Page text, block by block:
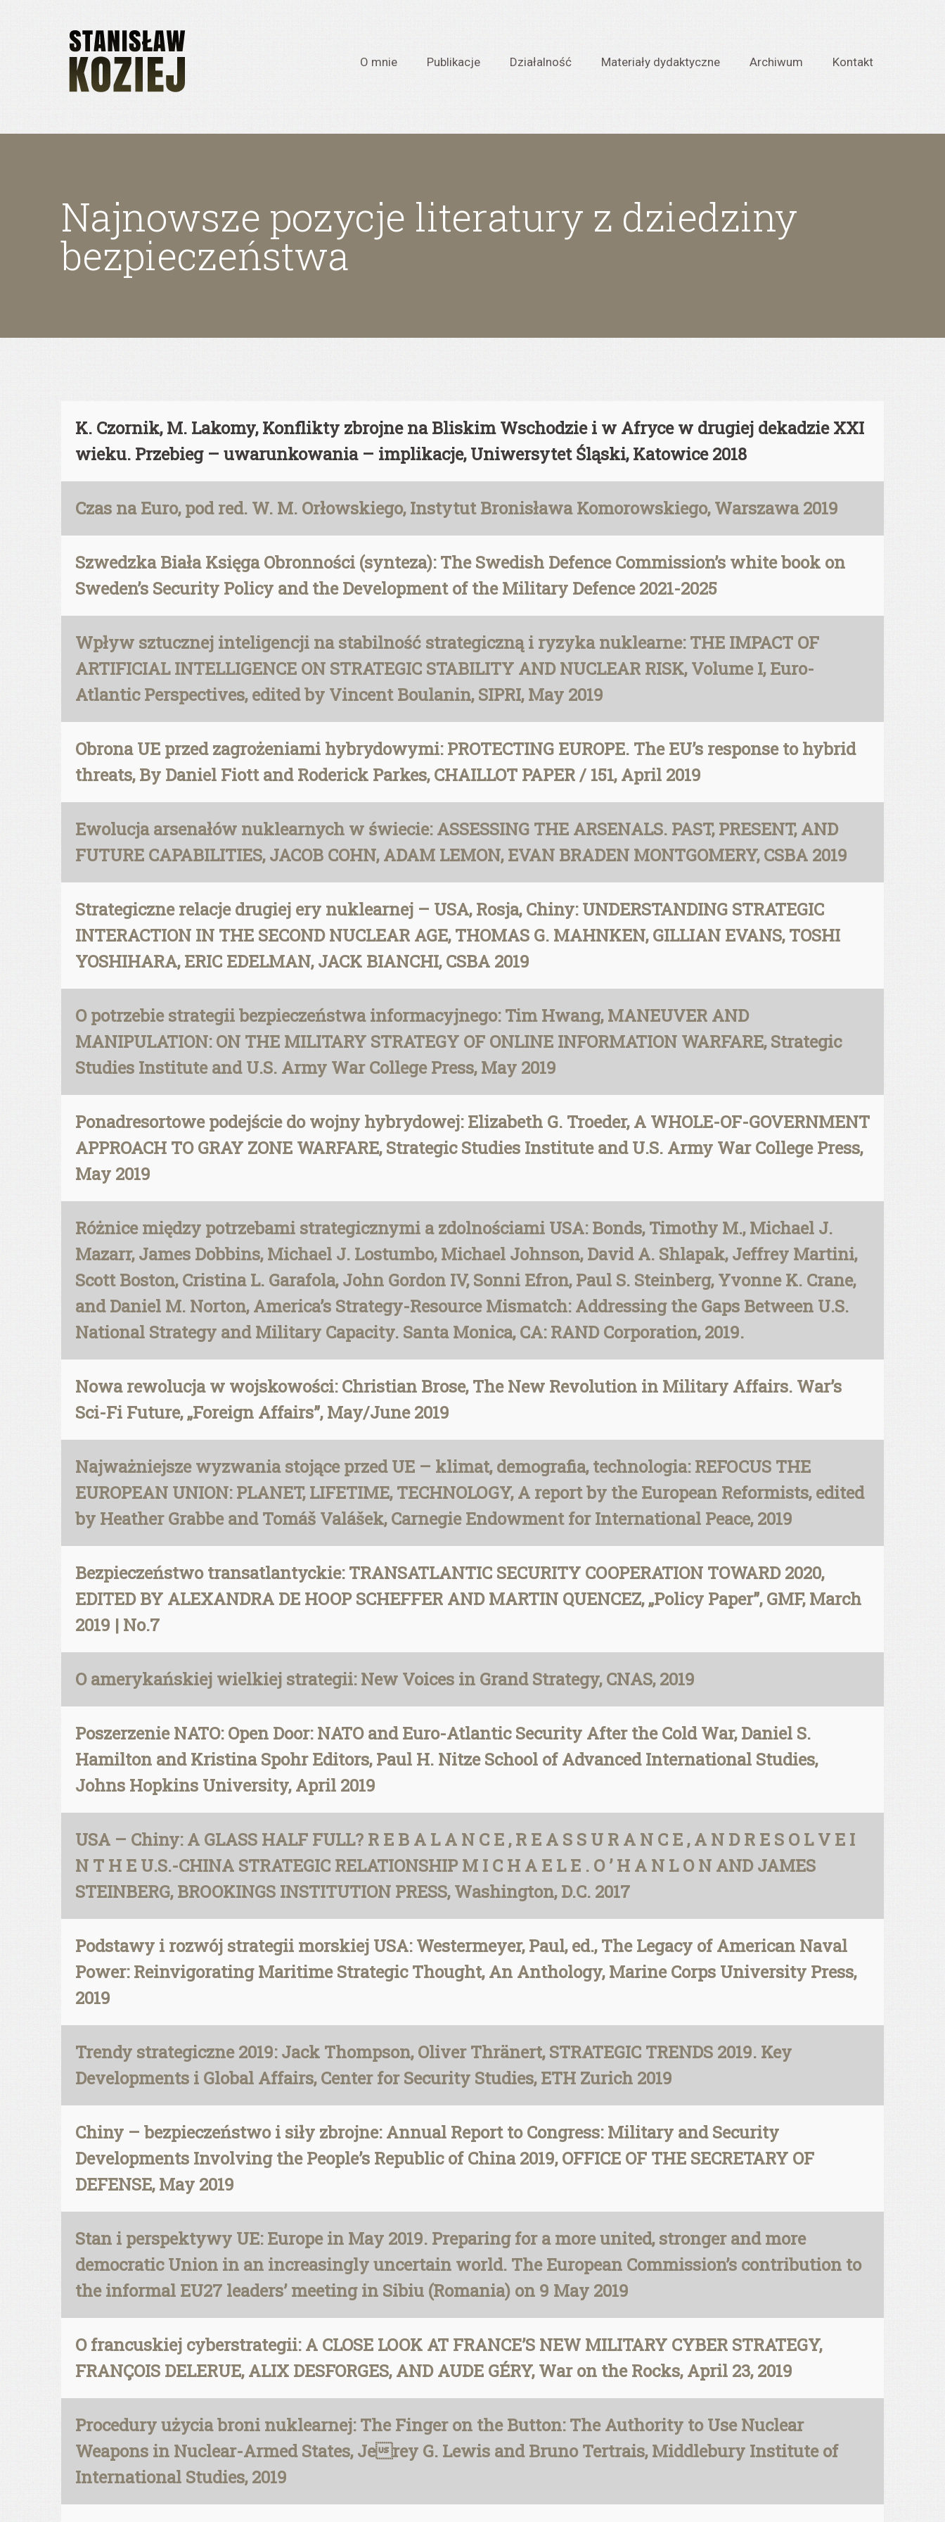
O mnie Publikacje Działalność Materiały dydaktyczne Archiwum Kontakt
Najnowsze pozycje literatury z dziedziny
bezpieczeństwa
K. Czornik, M. Lakomy, Konflikty zbrojne na Bliskim Wschodzie i w Afryce w drugiej dekadzie XXI
wieku. Przebieg – uwarunkowania – implikacje, Uniwersytet Śląski, Katowice 2018
Czas na Euro, pod red. W. M. Orłowskiego, Instytut Bronisława Komorowskiego, Warszawa 2019
Szwedzka Biała Księga Obronności (synteza): The Swedish Defence Commission’s white book on
Sweden’s Security Policy and the Development of the Military Defence 2021-2025
Wpływ sztucznej inteligencji na stabilność strategiczną i ryzyka nuklearne: THE IMPACT OF
ARTIFICIAL INTELLIGENCE ON STRATEGIC STABILITY AND NUCLEAR RISK, Volume I, Euro-
Atlantic Perspectives, edited by Vincent Boulanin, SIPRI, May 2019
Obrona UE przed zagrożeniami hybrydowymi: PROTECTING EUROPE. The EU’s response to hybrid
threats, By Daniel Fiott and Roderick Parkes, CHAILLOT PAPER / 151, April 2019
Ewolucja arsenałów nuklearnych w świecie: ASSESSING THE ARSENALS. PAST, PRESENT, AND
FUTURE CAPABILITIES, JACOB COHN, ADAM LEMON, EVAN BRADEN MONTGOMERY, CSBA 2019
Strategiczne relacje drugiej ery nuklearnej – USA, Rosja, Chiny: UNDERSTANDING STRATEGIC
INTERACTION IN THE SECOND NUCLEAR AGE, THOMAS G. MAHNKEN, GILLIAN EVANS, TOSHI
YOSHIHARA, ERIC EDELMAN, JACK BIANCHI, CSBA 2019
O potrzebie strategii bezpieczeństwa informacyjnego: Tim Hwang, MANEUVER AND
MANIPULATION: ON THE MILITARY STRATEGY OF ONLINE INFORMATION WARFARE, Strategic
Studies Institute and U.S. Army War College Press, May 2019
Ponadresortowe podejście do wojny hybrydowej: Elizabeth G. Troeder, A WHOLE-OF-GOVERNMENT
APPROACH TO GRAY ZONE WARFARE, Strategic Studies Institute and U.S. Army War College Press,
May 2019
Różnice między potrzebami strategicznymi a zdolnościami USA: Bonds, Timothy M., Michael J.
Mazarr, James Dobbins, Michael J. Lostumbo, Michael Johnson, David A. Shlapak, Jeffrey Martini,
Scott Boston, Cristina L. Garafola, John Gordon IV, Sonni Efron, Paul S. Steinberg, Yvonne K. Crane,
and Daniel M. Norton, America’s Strategy-Resource Mismatch: Addressing the Gaps Between U.S.
National Strategy and Military Capacity. Santa Monica, CA: RAND Corporation, 2019.
Nowa rewolucja w wojskowości: Christian Brose, The New Revolution in Military Affairs. War’s
Sci-Fi Future, „Foreign Affairs”, May/June 2019
Najważniejsze wyzwania stojące przed UE – klimat, demografia, technologia: REFOCUS THE
EUROPEAN UNION: PLANET, LIFETIME, TECHNOLOGY, A report by the European Reformists, edited
by Heather Grabbe and Tomáš Valášek, Carnegie Endowment for International Peace, 2019
Bezpieczeństwo transatlantyckie: TRANSATLANTIC SECURITY COOPERATION TOWARD 2020,
EDITED BY ALEXANDRA DE HOOP SCHEFFER AND MARTIN QUENCEZ, „Policy Paper”, GMF, March
2019 | No.7
O amerykańskiej wielkiej strategii: New Voices in Grand Strategy, CNAS, 2019
Poszerzenie NATO: Open Door: NATO and Euro-Atlantic Security After the Cold War, Daniel S.
Hamilton and Kristina Spohr Editors, Paul H. Nitze School of Advanced International Studies,
Johns Hopkins University, April 2019
USA – Chiny: A GLASS HALF FULL? R E B A L A N C E , R E A S S U R A N C E , A N D R E S O L V E I
N T H E U.S.-CHINA STRATEGIC RELATIONSHIP M I C H A E L E . O ’ H A N L O N AND JAMES
STEINBERG, BROOKINGS INSTITUTION PRESS, Washington, D.C. 2017
Podstawy i rozwój strategii morskiej USA: Westermeyer, Paul, ed., The Legacy of American Naval
Power: Reinvigorating Maritime Strategic Thought, An Anthology, Marine Corps University Press,
2019
Trendy strategiczne 2019: Jack Thompson, Oliver Thränert, STRATEGIC TRENDS 2019. Key
Developments i Global Affairs, Center for Security Studies, ETH Zurich 2019
Chiny – bezpieczeństwo i siły zbrojne: Annual Report to Congress: Military and Security
Developments Involving the People’s Republic of China 2019, OFFICE OF THE SECRETARY OF
DEFENSE, May 2019
Stan i perspektywy UE: Europe in May 2019. Preparing for a more united, stronger and more
democratic Union in an increasingly uncertain world. The European Commission’s contribution to
the informal EU27 leaders’ meeting in Sibiu (Romania) on 9 May 2019
O francuskiej cyberstrategii: A CLOSE LOOK AT FRANCE’S NEW MILITARY CYBER STRATEGY,
FRANÇOIS DELERUE, ALIX DESFORGES, AND AUDE GÉRY, War on the Rocks, April 23, 2019
Procedury użycia broni nuklearnej: The Finger on the Button: The Authority to Use Nuclear
Weapons in Nuclear-Armed States, Jerey G. Lewis and Bruno Tertrais, Middlebury Institute of
International Studies, 2019